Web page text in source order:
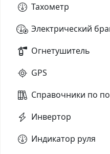
Тахометр
Электрический
Огнетушитель
GPS
Справочники по
Инвертор
Индикатор руля